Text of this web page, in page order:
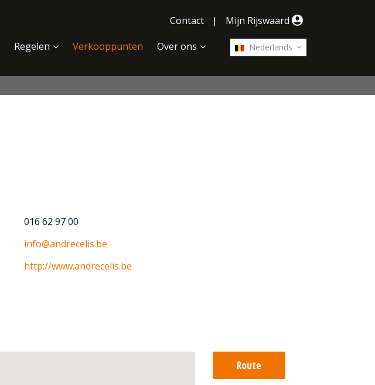
Contact
| Mijn Rijswaard
Nederlands
Regelen Verkooppunten Over ons
016 62 97 00
info@andrecelis.be
http://www.andrecelis.be
Route